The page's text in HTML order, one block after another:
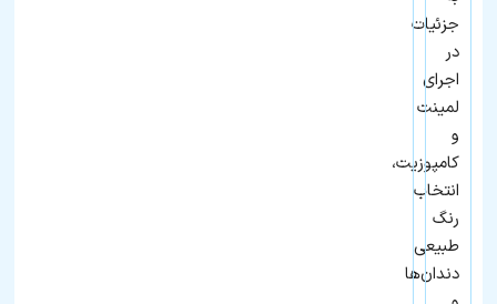
جزئیات
در
اجرای
لمینت
و
کامپوزیت،
انتخاب
رنگ
طبیعی
دندان‌ها